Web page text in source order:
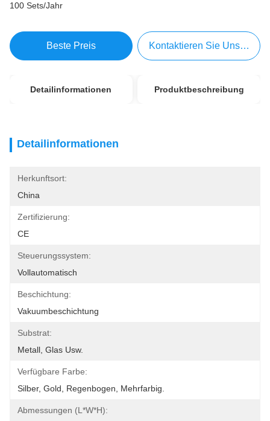
100 Sets/Jahr
Beste Preis Kontaktieren Sie Uns Jetzt
Detailinformationen Produktbeschreibung
Detailinformationen
Herkunftsort:
China
Zertifizierung:
CE
Steuerungssystem:
Vollautomatisch
Beschichtung:
Vakuumbeschichtung
Substrat:
Metall, Glas Usw.
Verfügbare Farbe:
Silber, Gold, Regenbogen, Mehrfarbig.
Abmessungen (L*W*H):